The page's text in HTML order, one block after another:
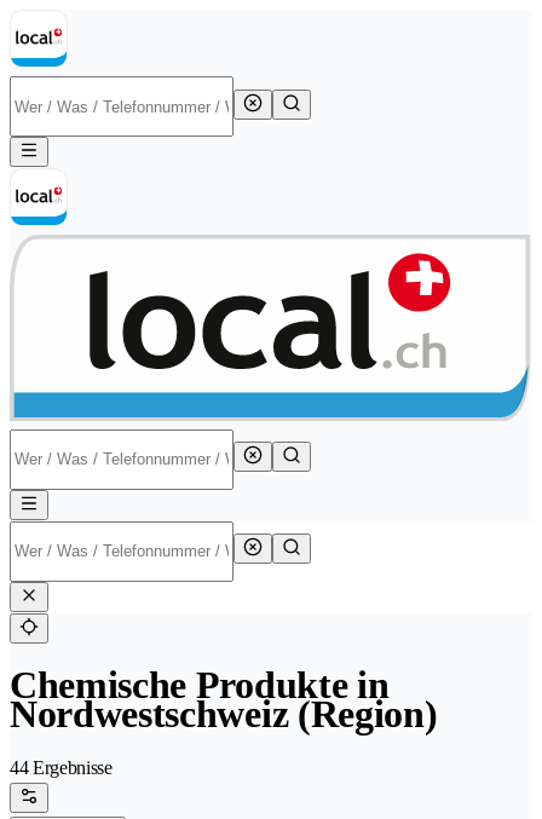
Chemische Produkte in
Nordwestschweiz (Region)
44 Ergebnisse